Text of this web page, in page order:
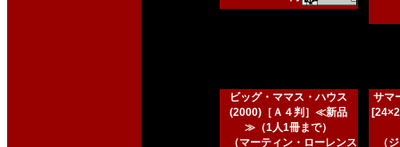
ビッグ・ママス・ハウス
(2000)［Ａ４判］≪新品
≫（1人1冊まで）
（マーティン・ローレンス
サマ
（